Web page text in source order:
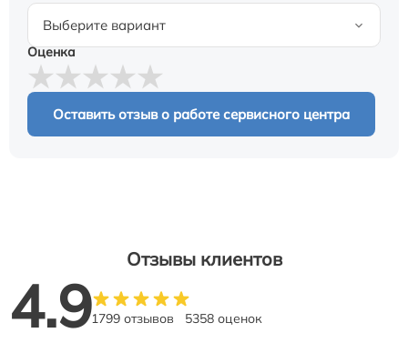
Оценка
Оставить отзыв о работе сервисного центра
Отзывы клиентов
4.91799 отзывов 5358 оценок